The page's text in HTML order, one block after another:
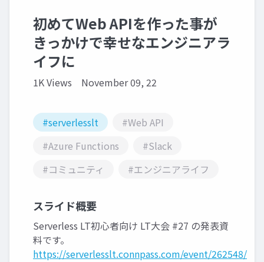
初めてWeb APIを作った事が
きっかけで幸せなエンジニアラ
イフに
1K Views November 09, 22
#serverlesslt
#Web API
#Azure Functions
#Slack
#コミュニティ
#エンジニアライフ
スライド概要
Serverless LT初心者向け LT大会 #27 の発表資
料です。
https://serverlesslt.connpass.com/event/262548/